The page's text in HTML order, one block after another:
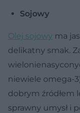
Sojowy
Olej sojowy ma
delikatny smak.
niewiele omega-
dobrym źródłem
sprawny umysł i